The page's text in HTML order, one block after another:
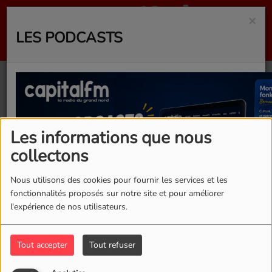
Les informations que nous
collectons
Nous utilisons des cookies pour fournir les services et les
fonctionnalités proposés sur notre site et pour améliorer
l'expérience de nos utilisateurs.
Tout accepter Tout refuser
×
LES PODCASTS